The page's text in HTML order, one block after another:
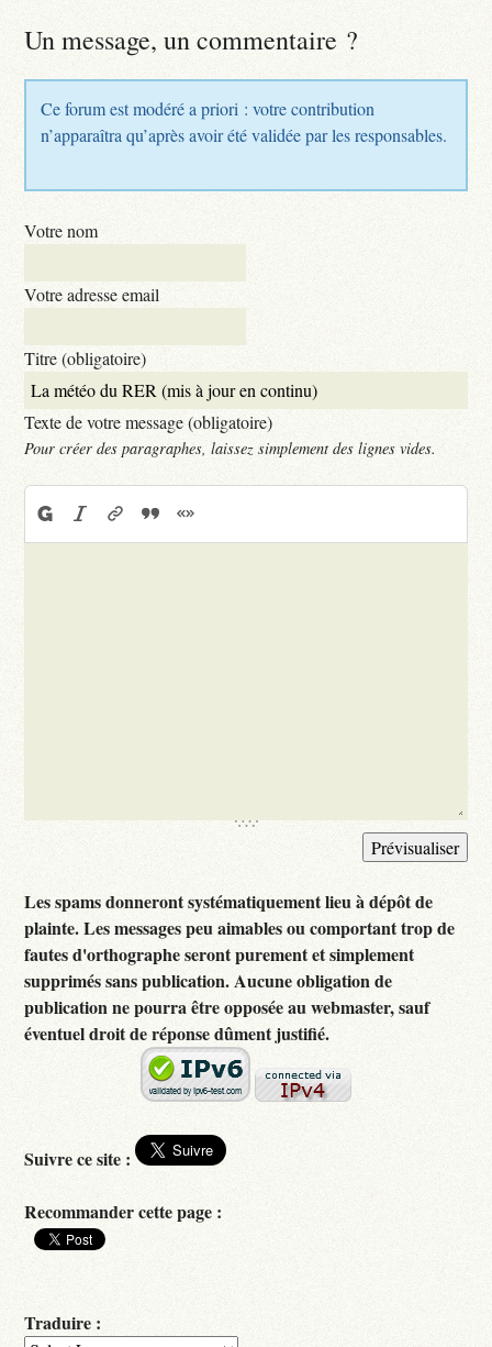
Un message, un commentaire ?
Ce forum est modéré a priori : votre contribution
n’apparaîtra qu’après avoir été validée par les responsables.
Votre nom
Votre adresse email
Titre (obligatoire)
Texte de votre message (obligatoire)
Pour créer des paragraphes, laissez simplement des lignes vides.
Les spams donneront systématiquement lieu à dépôt de
plainte. Les messages peu aimables ou comportant trop de
fautes d'orthographe seront purement et simplement
supprimés sans publication. Aucune obligation de
publication ne pourra être opposée au webmaster, sauf
éventuel droit de réponse dûment justifié.
Suivre ce site :
Recommander cette page :
Traduire :